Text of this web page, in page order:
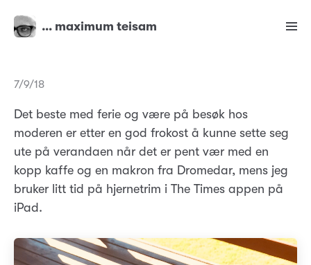
… maximum teisam
7/9/18
Det beste med ferie og være på besøk hos
moderen er etter en god frokost å kunne sette seg
ute på verandaen når det er pent vær med en
kopp kaffe og en makron fra Dromedar, mens jeg
bruker litt tid på hjernetrim i The Times appen på
iPad.